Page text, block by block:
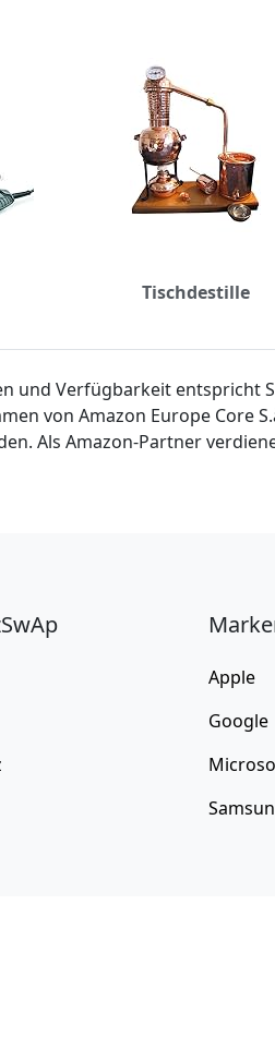
Tischdestille
Verfügbarkeit entspricht
von Amazon Europe Core
Als Amazon-Partner
Apple
Google